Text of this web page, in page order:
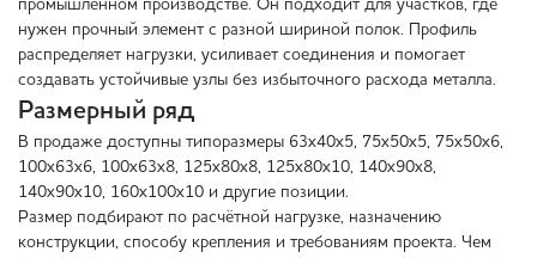
промышленном производстве. Он подходит для участков, где
нужен прочный элемент с разной шириной полок. Профиль
распределяет нагрузки, усиливает соединения и помогает
создавать устойчивые узлы без избыточного расхода металла.
Размерный ряд
В продаже доступны типоразмеры 63х40х5, 75х50х5, 75х50х6,
100х63х6, 100х63х8, 125х80х8, 125х80х10, 140х90х8,
140х90х10, 160х100х10 и другие позиции.
Размер подбирают по расчётной нагрузке, назначению
конструкции, способу крепления и требованиям проекта. Чем